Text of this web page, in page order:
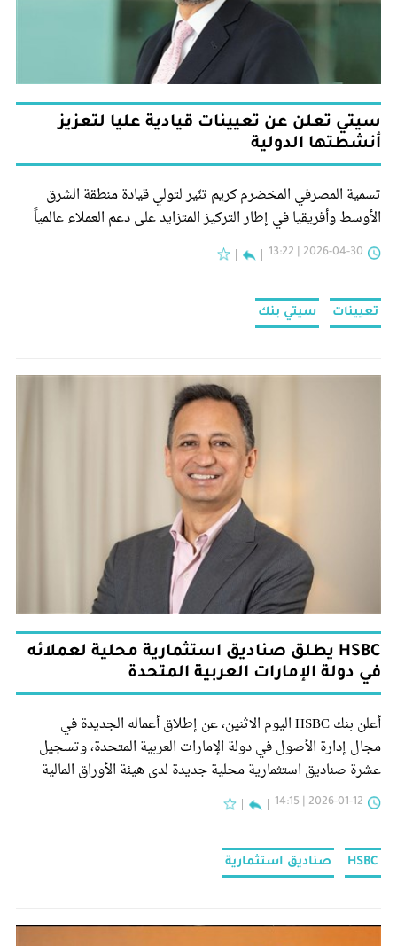
سيتي تعلن عن تعيينات قيادية عليا لتعزيز
أنشطتها الدولية
تسمية المصرفي المخضرم كريم تنّير لتولي قيادة منطقة الشرق
الأوسط وأفريقيا في إطار التركيز المتزايد على دعم العملاء عالمياً
2026-04-30 | 13:22
تعيينات سيتي بنك
HSBC يطلق صناديق استثمارية محلية لعملائه
في دولة الإمارات العربية المتحدة
أعلن بنك HSBC اليوم الاثنين، عن إطلاق أعماله الجديدة في
مجال إدارة الأصول في دولة الإمارات العربية المتحدة، وتسجيل
عشرة صناديق استثمارية محلية جديدة لدى هيئة الأوراق المالية
والسلع في دولة الإمارات العربية المتحدة،
2026-01-12 | 14:15
HSBC صناديق استثمارية